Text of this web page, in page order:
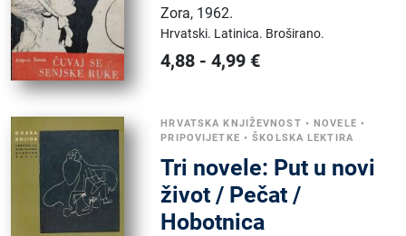
Zora, 1962.
Hrvatski. Latinica. Broširano.
4,88 -4,99 €
HRVATSKA KNJIŽEVNOST •NOVELE •
PRIPOVIJETKE •ŠKOLSKA LEKTIRA
Tri novele: Put u novi
život / Pečat /
Hobotnica